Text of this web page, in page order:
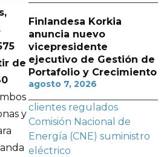
de
y
Finlandesa Korkia
anuncia nuevo
vicepresidente
ejecutivo de Gestión de
Portafolio y Crecimiento
agosto 7, 2026
clientes regulados
Comisión Nacional de
Energía (CNE) suministro
eléctrico